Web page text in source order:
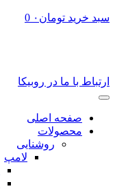
سبد خرید تومان ۰ 0
ارتباط با ما در روبیکا
صفحه اصلی
محصولات
روشنایی
لامپ